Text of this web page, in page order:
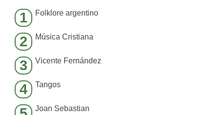
1 Folklore argentino
2 Música Cristiana
3 Vicente Fernández
4 Tangos
Joan Sebastian